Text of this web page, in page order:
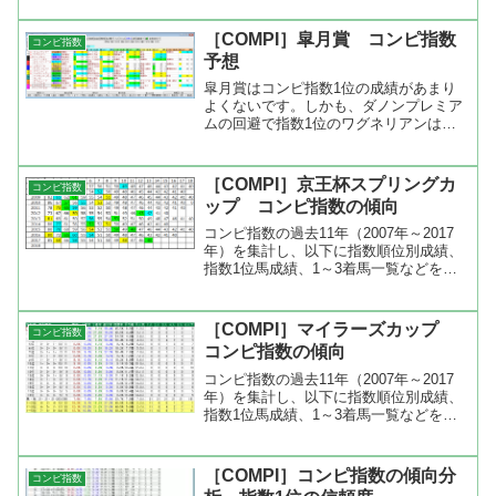
と（ディーマジェスティ、ゴールドシ
ッ...
コンピ指数
［COMPI］皐月賞 コンピ指数
予想
皐月賞はコンピ指数1位の成績があまり
よくないです。しかも、ダノンプレミア
ムの回避で指数1位のワグネリアンは過
オを軸にします。もう一頭の軸は、成績
のいい指数5位と6位か...
コンピ指数
［COMPI］京王杯スプリングカ
ップ コンピ指数の傾向
コンピ指数の過去11年（2007年～2017
年）を集計し、以下に指数順位別成績、
指数1位馬成績、1～3着馬一覧などを出
3位は0-0-3-6、4位は1-...
コンピ指数
［COMPI］マイラーズカップ
コンピ指数の傾向
コンピ指数の過去11年（2007年～2017
年）を集計し、以下に指数順位別成績、
指数1位馬成績、1～3着馬一覧などを出
3-6、指数3位は0-3-3-5、指...
コンピ指数
［COMPI］コンピ指数の傾向分